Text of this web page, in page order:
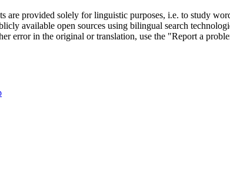
are provided solely for linguistic purposes, i.e. to study
available open sources using bilingual search
error in the original or translation, use the "Report a